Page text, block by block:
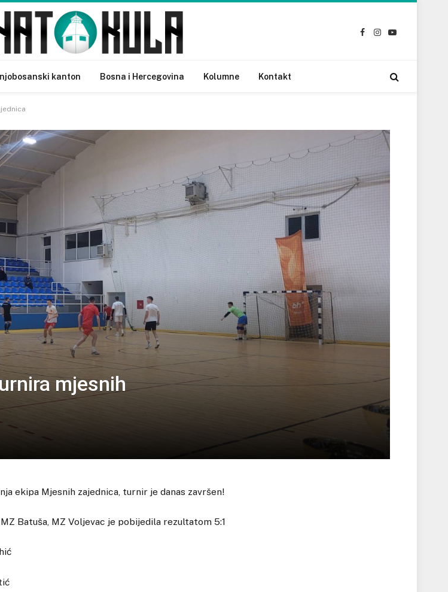
Facebook
Instagram
YouTube
kanton Bosna i Hercegovina Kolumne Kontakt
mjesnih
ekipa Mjesnih zajednica, turnir je danas završen!
Batuša, MZ Voljevac je pobijedila rezultatom 5:1